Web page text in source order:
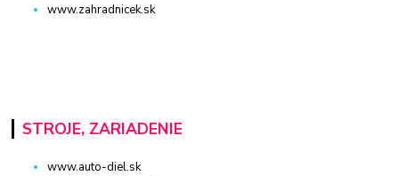
www.zahradnicek.sk
STROJE, ZARIADENIE
www.auto-diel.sk